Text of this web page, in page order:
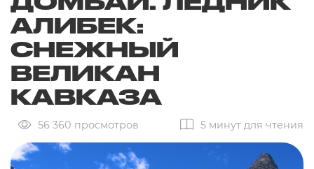
АЛИБЕК:
СНЕЖНЫЙ
ВЕЛИКАН
КАВКАЗА
56 360 просмотров 5 минут для чтения